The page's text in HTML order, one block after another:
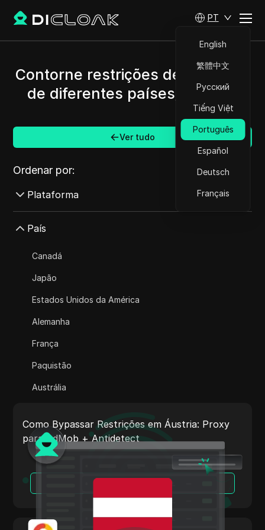
PT
English
繁體中文
Русский
Tiếng Việt
Português
Español
Deutsch
Français
Contorne restrições de AdMob e
de diferentes países/regiões.
Ver tudo
Ordenar por:
Plataforma
AdMob
Apple Pay
ASOS
BestBuy
País
Canadá
Japão
Estados Unidos da América
Alemanha
França
Paquistão
Austrália
Itália
Países Baixos
Vietnã
Portugal
Argentina
Como Bypassar Restrições em Áustria: Proxy
para AdMob + Antidetect